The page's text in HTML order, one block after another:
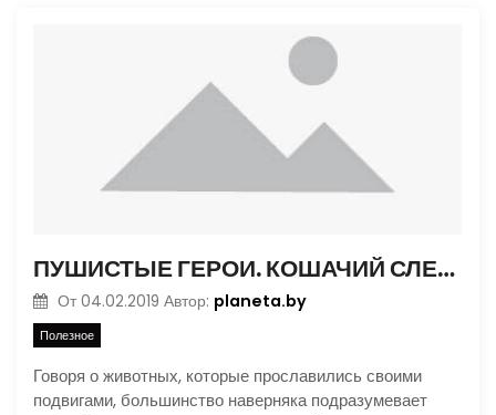
ПУШИСТЫЕ ГЕРОИ. КОШАЧИЙ СЛЕД В ИСТОРИИ
От 04.02.2019 Автор: planeta.by
Полезное
Говоря о животных, которые прославились своими
подвигами, большинство наверняка подразумевает